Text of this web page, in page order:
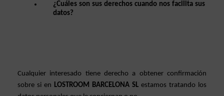
¿Cuáles son sus derechos cuando nos facilita sus
datos?
Cualquier interesado tiene derecho a obtener confirmación
sobre si en LOSTROOM BARCELONA SL estamos tratando los